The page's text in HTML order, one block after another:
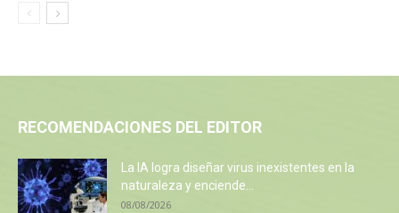
RECOMENDACIONES DEL EDITOR
La IA logra diseñar virus inexistentes en la
naturaleza y enciende...
08/08/2026